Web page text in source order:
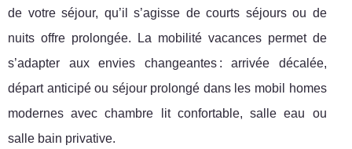
de votre séjour, qu’il s’agisse de courts séjours ou de
nuits offre prolongée. La mobilité vacances permet de
s’adapter aux envies changeantes : arrivée décalée,
départ anticipé ou séjour prolongé dans les mobil homes
modernes avec chambre lit confortable, salle eau ou
salle bain privative.